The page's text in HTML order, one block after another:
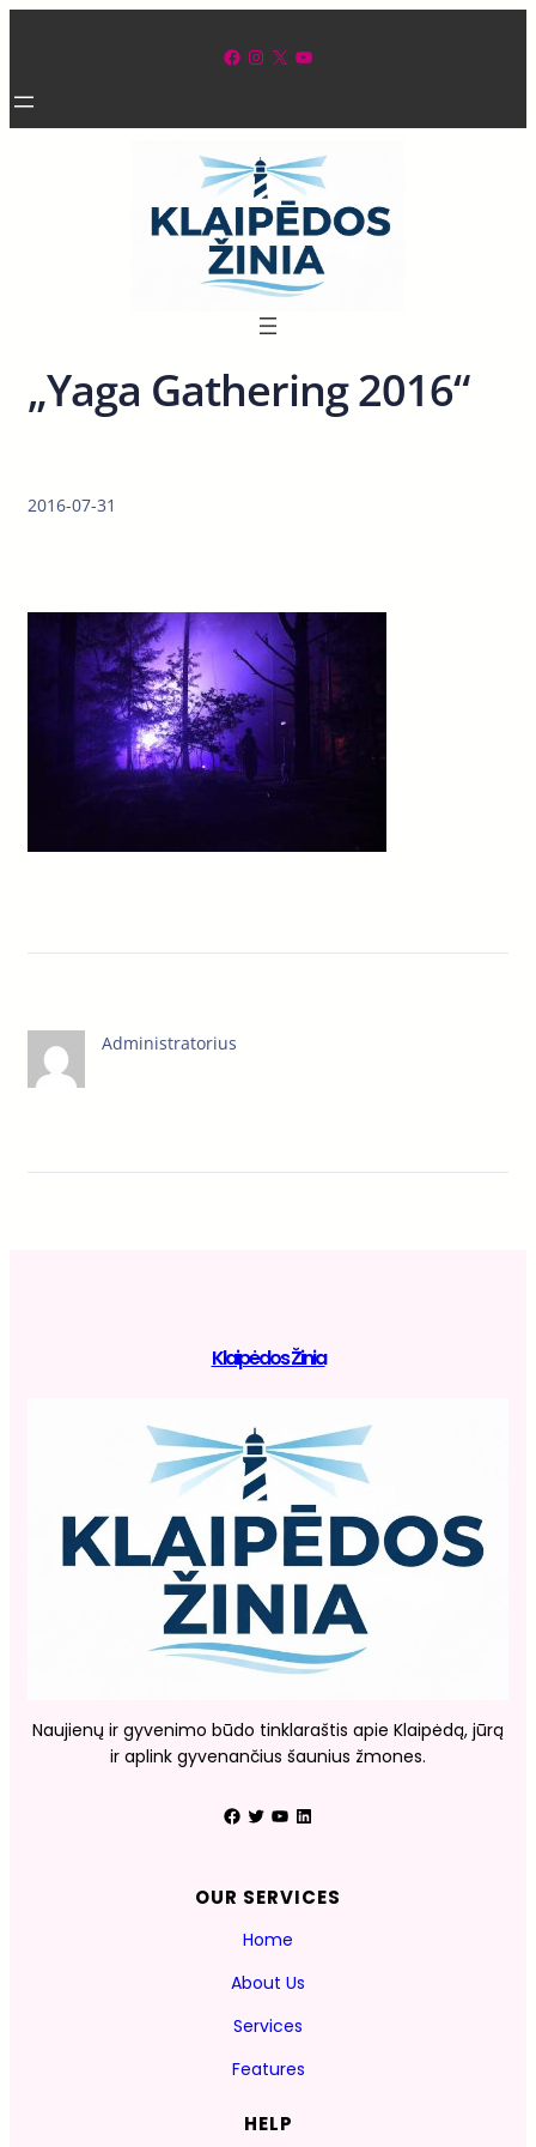
Facebook Instagram X YouTube
„Yaga Gathering 2016“
2016-07-31
Administratorius
Klaipėdos Žinia
Naujienų ir gyvenimo būdo tinklaraštis apie Klaipėdą, jūrą
ir aplink gyvenančius šaunius žmones.
Facebook Twitter YouTube LinkedIn
OUR SERVICES
Home
About Us
Services
Features
HELP